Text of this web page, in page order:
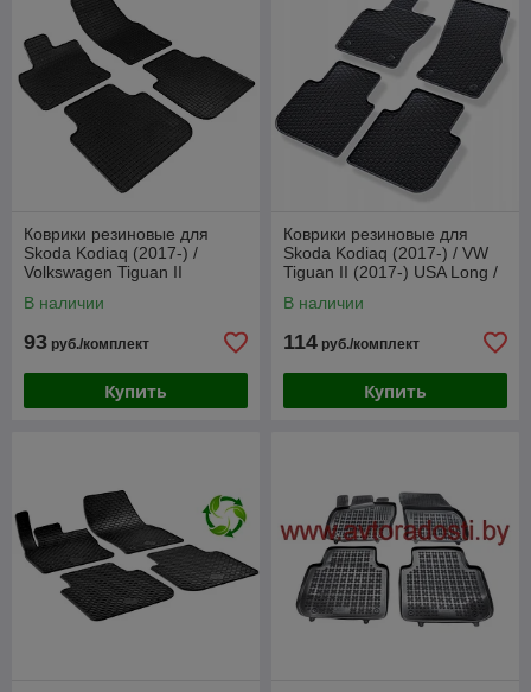
Коврики резиновые для
Skoda Kodiaq (2017-) /
Volkswagen Tiguan II
[21710] (Petex)
В наличии
93 руб./комплект
Купить
Коврики резиновые для
Skoda Kodiaq (2017-) / VW
Tiguan II (2017-) USA Long /
Hosaja)
В наличии
114 руб./комплект
Купить